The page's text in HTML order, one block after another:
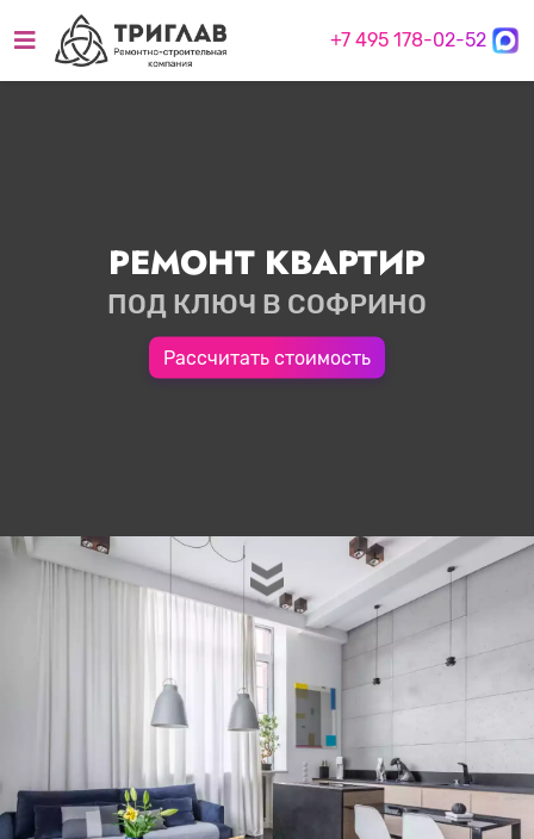
+7 495 178-02-52
РЕМОНТ КВАРТИР
ПОД КЛЮЧ В СОФРИНО
Рассчитать стоимость